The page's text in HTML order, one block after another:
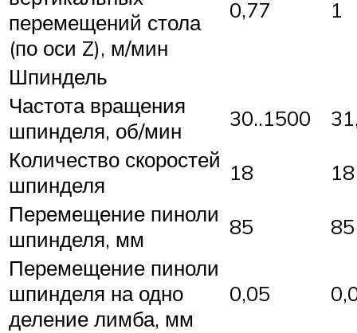
перемещений стола
(по оси Z), м/мин
0,77 1
Шпиндель
Частота вращения
шпинделя, об/мин
30..1500
Количество скоростей
шпинделя
18
18
Перемещение пиноли
шпинделя, мм
85
85
Перемещение пиноли
шпинделя на одно
деление лимба, мм
0,05